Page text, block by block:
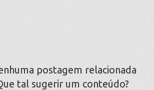
postagem relacionada
tal sugerir um conteúdo?